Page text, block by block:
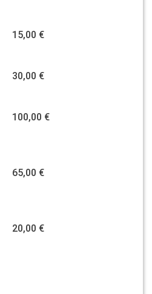
15,00 €
30,00 €
100,00 €
65,00 €
20,00 €